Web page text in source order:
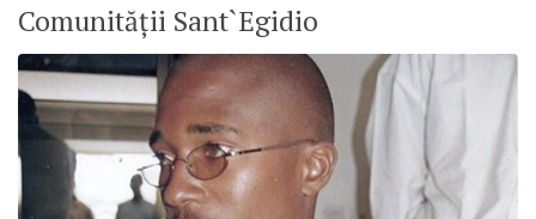
Comunității Sant`Egidio